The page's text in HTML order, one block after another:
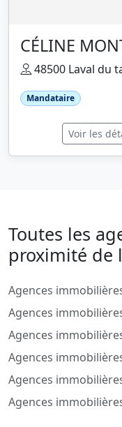
CÉLINE
48500 Laval du
Mandataire
Voir les
Toutes les
proximité de
Agences
Agences
Agences
Agences
Agences
Agences